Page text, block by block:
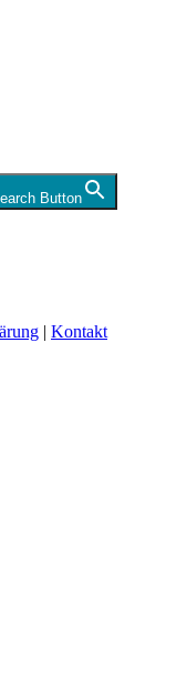
Button
| Kontakt